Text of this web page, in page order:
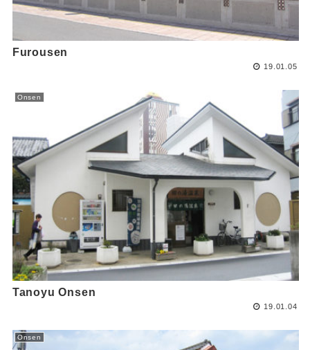
Furousen
19.01.05
Onsen
Tanoyu Onsen
19.01.04
Onsen